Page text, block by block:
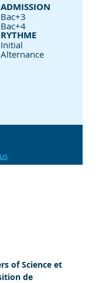
ADMISSION
Bac+3
Bac+4
RYTHME
Initial
Alternance
of Science et
de